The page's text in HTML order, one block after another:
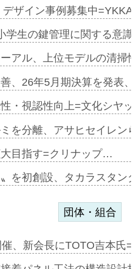
デザイン事例募集中
学生の鍵管理に関する意
ーアル、上位モデルの清
、26年5月期決算を発表
・視認性向上=文化シヤ
を分離、アサヒセイレ
目指す=クリナップ…
を初創設、タカラスタ
団体・組合
、新会長にTOTO吉本氏